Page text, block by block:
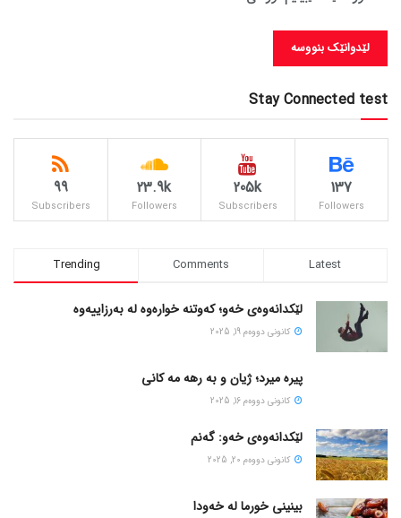
Stay Connected test
137
Followers
205k
Subscribers
23.9k
Followers
99
Subscribers
Trending Comments Latest
لێکدانەوەی خەو؛ کەوتنە خوارەوە لە بەرزاییەوە
كانونی دووه‌م 19, 2025
پیره میرد؛ ژیان و به رهه مه کانی
كانونی دووه‌م 16, 2025
لێکدانەوەی خەو: گەنم
كانونی دووه‌م 20, 2025
بینینی خورما لە خەودا